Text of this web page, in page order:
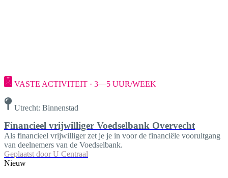
VASTE ACTIVITEIT · 3—5 UUR/WEEK
Utrecht: Binnenstad
Financieel vrijwilliger Voedselbank Overvecht
Als financieel vrijwilliger zet je je in voor de financiële vooruitgang
van deelnemers van de Voedselbank.
Geplaatst door U Centraal
Nieuw